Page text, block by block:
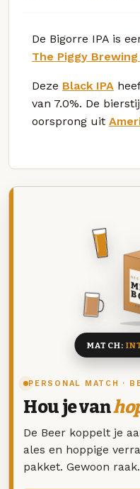
De Bigorre IPA is
The Piggy Brewing
Deze Black IPA
van 7.0%. De
oorsprong uit
PERSONAL MATCH ·
Hou je van
De Beer koppelt je
ales en hoppige
pakket. Gewoon raak.
8
MATCH: